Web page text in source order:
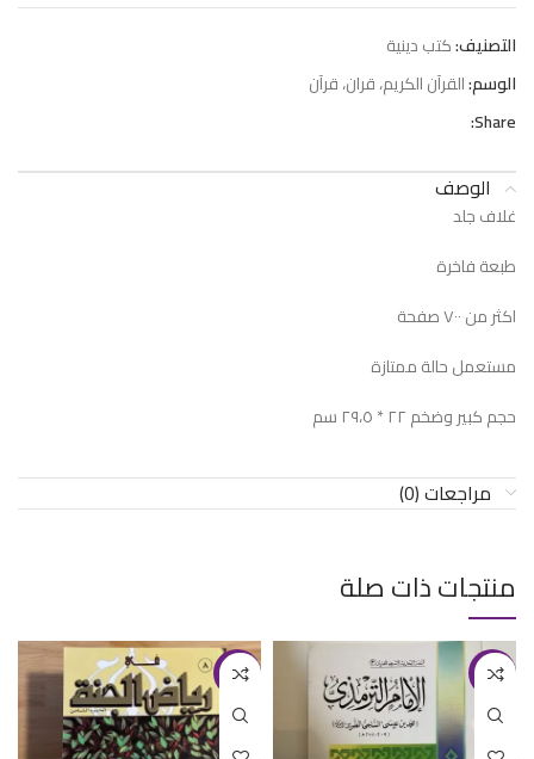
التصنيف:كتب دينية
الوسم:القرآن الكريم، قران، قرآن
Share:
الوصف
غلاف جلد
طبعة فاخرة
اكثر من ٧٠٠ صفحة
مستعمل حالة ممتازة
حجم كبير وضخم ٢٢ * ٢٩،٥ سم
مراجعات (0)
منتجات ذات صلة
-20%
-25%